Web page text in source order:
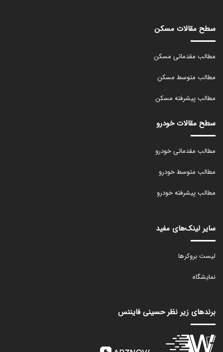
سطح مقالات مسکن
مطالب مقدماتی مسکن
مطالب متوسط مسکن
مطالب پیشرفته مسکن
سطح مقالات خودرو
مطالب مقدماتی خودرو
مطالب متوسط خودرو
مطالب پیشرفته خودرو
سایر لینک‌های مفید
لیست بروکرها
نمایشگاه
برندهای زیر نظر حسینی فایننس